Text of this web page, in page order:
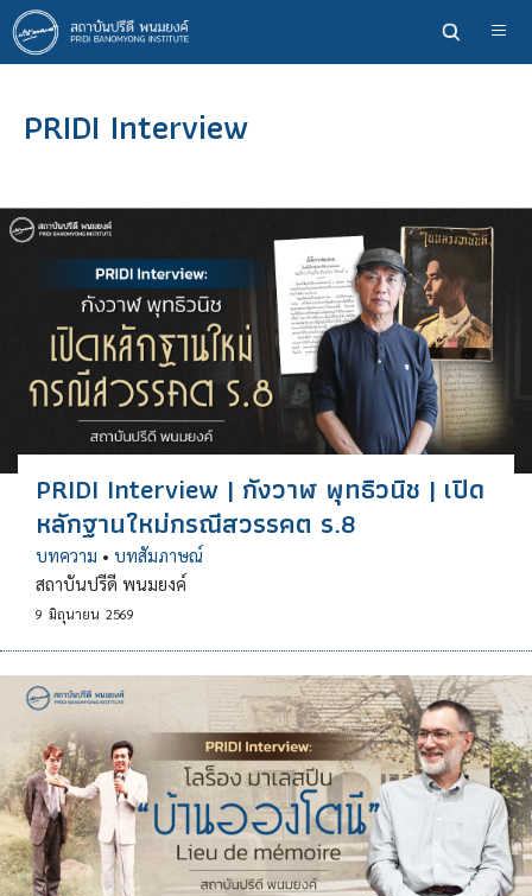
ข้าม
ไป
ยัง
หลักPRIDI Interview
PRIDI Interview | กังวาฬ พุทธิวนิช | เปิด
หลักฐานใหม่กรณีสวรรคต ร.8
บทความ • บทสัมภาษณ์
สถาบันปรีดี พนมยงค์
9 มิถุนายน 2569